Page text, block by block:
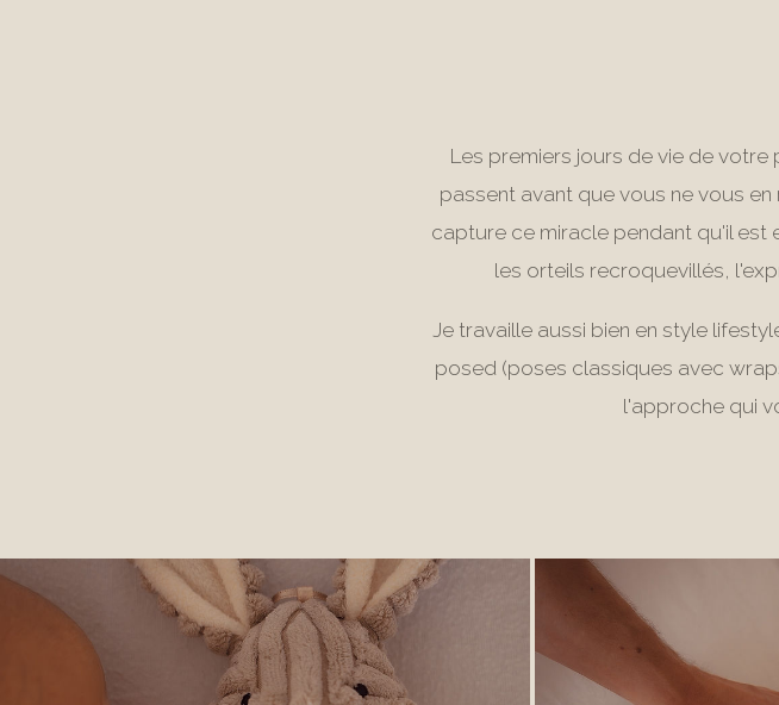
Les premiers jours de vie de
passent avant que vous ne vous
capture ce miracle pendant qu'il est
les orteils recroquevillés,
Je travaille aussi bien en style
posed (poses classiques avec
l'approche qui